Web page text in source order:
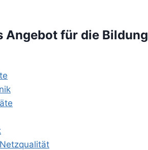
Angebot für die Bildung